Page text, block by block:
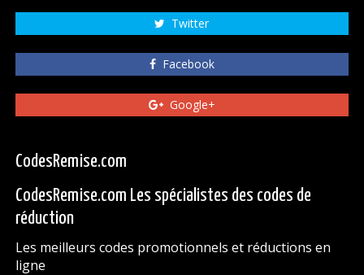
Twitter
Facebook
Google+
CodesRemise.com
CodesRemise.com Les spécialistes des codes de
réduction
Les meilleurs codes promotionnels et réductions en
ligne